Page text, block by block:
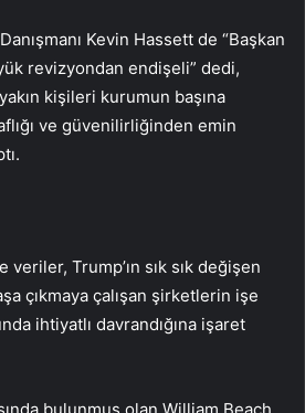
Kevin Hassett de “Başkan
revizyondan endişeli” dedi,
kişileri kurumun başına
ve güvenilirliğinden emin
Trump’ın sık sık değişen
çıkmaya çalışan şirketlerin işe
ihtiyatlı davrandığına işaret